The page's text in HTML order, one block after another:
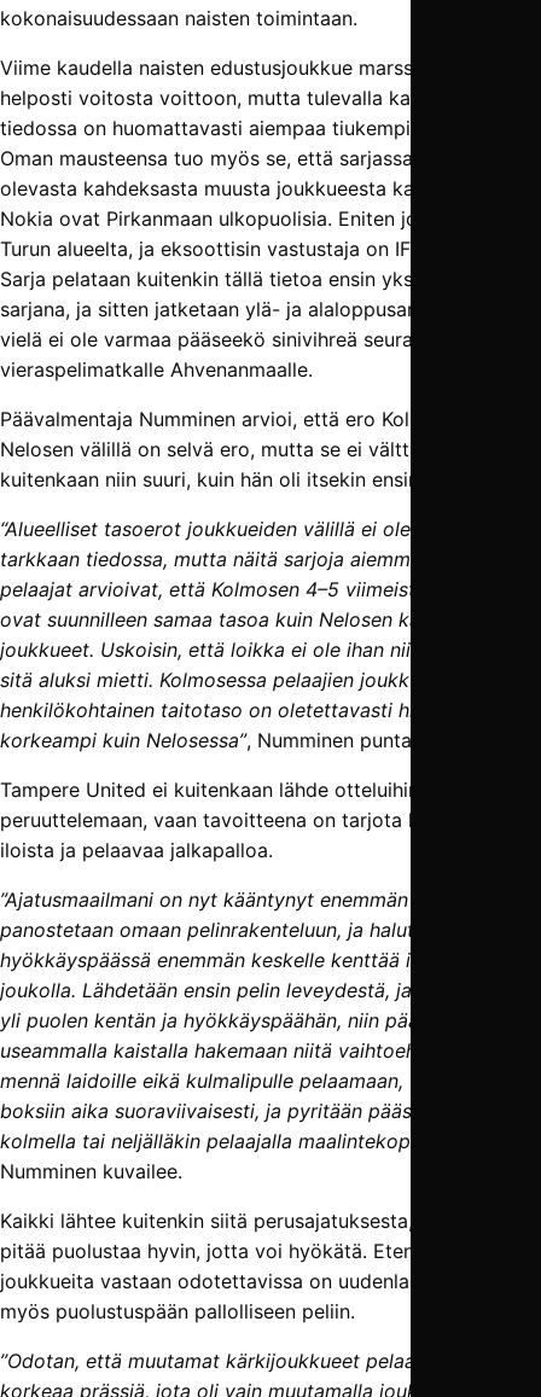
kokonaisuudessaan naisten toimintaan.
Viime kaudella naisten edustusjoukkue marssi melko
helposti voitosta voittoon, mutta tulevalla kaudella
tiedossa on huomattavasti aiempaa tiukempia pelejä.
Oman mausteensa tuo myös se, että sarjassa mukana
olevasta kahdeksasta muusta joukkueesta kaikki paitsi FC
Nokia ovat Pirkanmaan ulkopuolisia. Eniten joukkueita on
Turun alueelta, ja eksoottisin vastustaja on IFK Mariehamn.
Sarja pelataan kuitenkin tällä tietoa ensin yksinkertaisena
sarjana, ja sitten jatketaan ylä- ja alaloppusarjoihin, joten
vielä ei ole varmaa pääseekö sinivihreä seurayhteisö
vieraspelimatkalle Ahvenanmaalle.
Päävalmentaja Numminen arvioi, että ero Kolmosen ja
Nelosen välillä on selvä ero, mutta se ei välttämättä ole
kuitenkaan niin suuri, kuin hän oli itsekin ensin ajatellut.
“Alueelliset tasoerot joukkueiden välillä ei ole minulla ihan
tarkkaan tiedossa, mutta näitä sarjoja aiemmin pelanneet
pelaajat arvioivat, että Kolmosen 4–5 viimeistä joukkuetta
ovat suunnilleen samaa tasoa kuin Nelosen kärkipään
joukkueet. Uskoisin, että loikka ei ole ihan niin suuri, kuin
sitä aluksi mietti. Kolmosessa pelaajien joukkue- ja
henkilökohtainen taitotaso on oletettavasti hieman
korkeampi kuin Nelosessa”, Numminen puntaroi.
Tampere United ei kuitenkaan lähde otteluihin
peruuttelemaan, vaan tavoitteena on tarjota kotiyleisölle
iloista ja pelaavaa jalkapalloa.
”Ajatusmaailmani on nyt kääntynyt enemmän siihen, että
panostetaan omaan pelinrakenteluun, ja halutaan mennä
hyökkäyspäässä enemmän keskelle kenttää isommalla
joukolla. Lähdetään ensin pelin leveydestä, ja kun päästään
yli puolen kentän ja hyökkäyspäähän, niin päästäisiin
useammalla kaistalla hakemaan niitä vaihtoehtoja. Ei
mennä laidoille eikä kulmalipulle pelaamaan, vaan pelataan
boksiin aika suoraviivaisesti, ja pyritään pääsemään
kolmella tai neljälläkin pelaajalla maalintekopaikoille”
Numminen kuvailee.
Kaikki lähtee kuitenkin siitä perusajatuksesta, että ensin
pitää puolustaa hyvin, jotta voi hyökätä. Etenkin kovimpia
joukkueita vastaan odotettavissa on uudenlaista painetta
myös puolustuspään pallolliseen peliin.
”Odotan, että muutamat kärkijoukkueet pelaavat kovaa
korkeaa prässiä, jota oli vain muutamalla joukkueella viime